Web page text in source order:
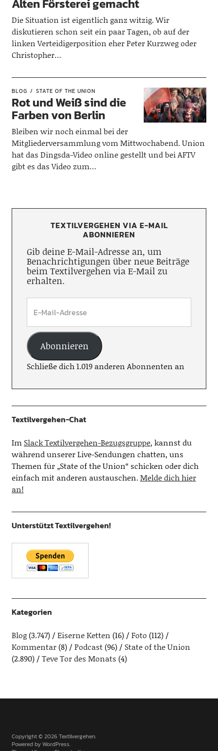
Alten Försterei gemacht
Die Situation ist eigentlich ganz witzig. Wir
diskutieren schon seit ein paar Tagen, ob auf der
linken Verteidigerposition eher Peter Kurzweg oder
Christopher…
BLOG STATE OF THE UNION
Rot und Weiß sind die
Farben von Berlin
Bleiben wir noch einmal bei der
Mitgliederversammlung vom Mittwochabend. Union
hat das Dingsda-Video online gestellt und bei AFTV
gibt es das Video zum…
TEXTILVERGEHEN VIA E-MAIL
ABONNIEREN
Gib deine E-Mail-Adresse an, um
Benachrichtigungen über neue Beiträge
beim Textilvergehen via E-Mail zu
erhalten.
Abonnieren
Schließe dich 1.019 anderen Abonnenten an
Textilvergehen-Chat
Im Slack Textilvergehen-Bezugsgruppe, kannst du
während unserer Live-Sendungen chatten, uns
Themen für „State of the Union“ schicken oder dich
einfach mit anderen austauschen.Melde dich hier
an!
Unterstützt Textilvergehen!
Kategorien
Blog(3.747) Eiserne Ketten (16) Foto (112)
Kommentar(8) Podcast(96)
State of the Union
(2.890)
Teve Tor des Monats (4)
Copyright © 2026 Textilvergehen
Powered byWordPress